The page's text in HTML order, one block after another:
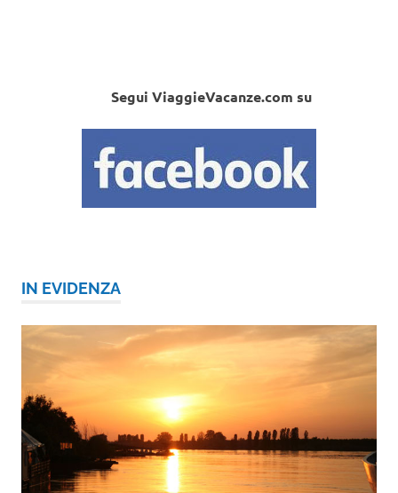
Segui ViaggieVacanze.com su
IN EVIDENZA